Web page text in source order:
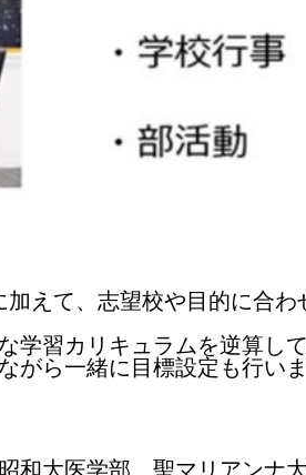
えて、志望校や目的に合わ
学習カリキュラムを逆算し
がら一緒に目標設定も行い
大医学部 聖マリアンナ